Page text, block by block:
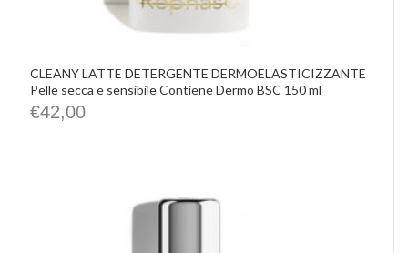
CLEANY LATTE DETERGENTE DERMOELASTICIZZANTE
Pelle secca e sensibile Contiene Dermo BSC 150 ml
€42,00